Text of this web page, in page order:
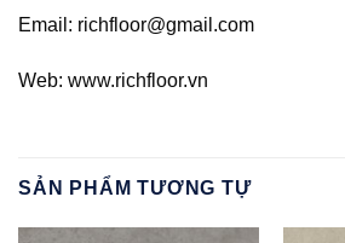
Email: richfloor@gmail.com
Web: www.richfloor.vn
SẢN PHẨM TƯƠNG TỰ